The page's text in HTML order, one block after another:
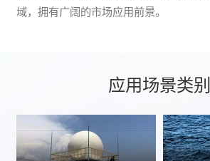
域，拥有广阔的市场应用前景。
应用场景类别